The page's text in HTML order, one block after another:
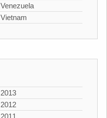
Venezuela
Vietnam
2013
2012